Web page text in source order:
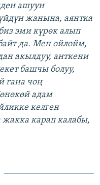
ашуун
жанына, аянтка
эми күрөк алып
да. Мен ойлойм,
акылдуу, анткени
башчы болуу,
гана чоң
адам
келген
карап калабы,